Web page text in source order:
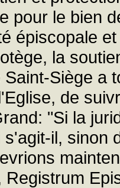
pour le bien
épiscopale
la
Siège a
de
"Si la
il, sinon